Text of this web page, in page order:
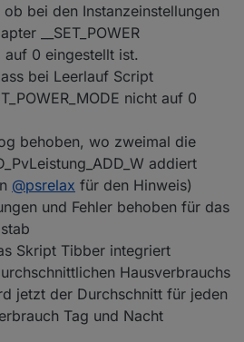
ID
Wenn das Script
zusammen mit dem Script "my-pv
den Heizstab verwendet wird, dann
setzen.
und "my-pv Heizstab"
ORuessel Programmier und sind beide
zu finden. Danke schon mal für
:-)
ID
Vorbereitung für Tibber, aktuell
ID
bei den Instanzeinstellungen
__SET_POWER
0 eingestellt ist.
bei Leerlauf Script
nicht auf 0
behoben, wo zweimal die
addiert
@psrelax für den Hinweis)
und Fehler behoben für das
Skript Tibber integriert
Hausverbrauchs
jetzt der Durchschnitt für jeden
Tag und Nacht